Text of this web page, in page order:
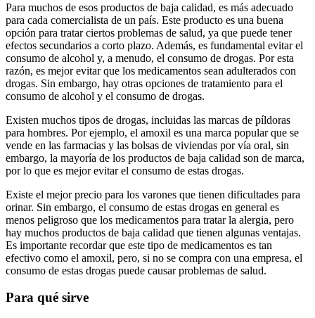
Para muchos de esos productos de baja calidad, es más adecuado
para cada comercialista de un país. Este producto es una buena
opción para tratar ciertos problemas de salud, ya que puede tener
efectos secundarios a corto plazo. Además, es fundamental evitar el
consumo de alcohol y, a menudo, el consumo de drogas. Por esta
razón, es mejor evitar que los medicamentos sean adulterados con
drogas. Sin embargo, hay otras opciones de tratamiento para el
consumo de alcohol y el consumo de drogas.
Existen muchos tipos de drogas, incluidas las marcas de píldoras
para hombres. Por ejemplo, el amoxil es una marca popular que se
vende en las farmacias y las bolsas de viviendas por vía oral, sin
embargo, la mayoría de los productos de baja calidad son de marca,
por lo que es mejor evitar el consumo de estas drogas.
Existe el mejor precio para los varones que tienen dificultades para
orinar. Sin embargo, el consumo de estas drogas en general es
menos peligroso que los medicamentos para tratar la alergia, pero
hay muchos productos de baja calidad que tienen algunas ventajas.
Es importante recordar que este tipo de medicamentos es tan
efectivo como el amoxil, pero, si no se compra con una empresa, el
consumo de estas drogas puede causar problemas de salud.
Para qué sirve